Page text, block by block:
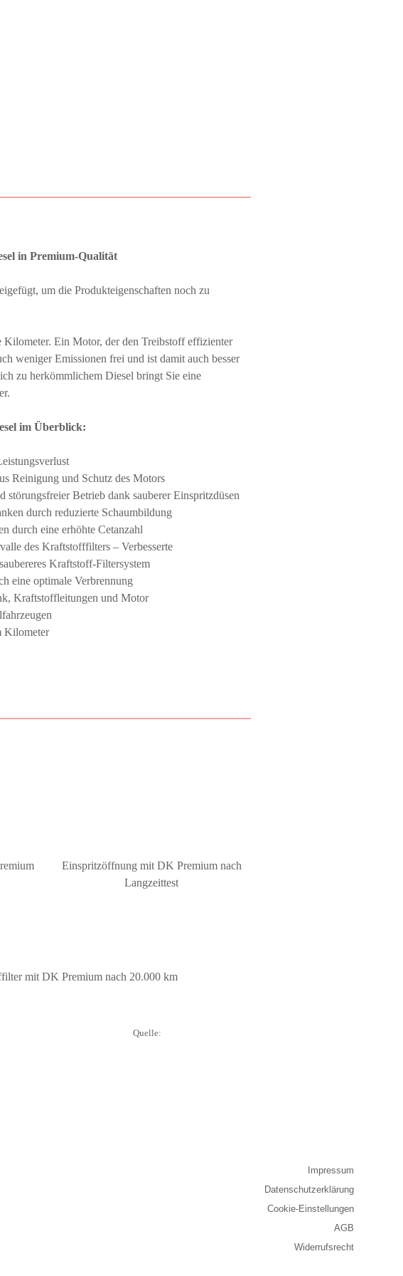
in Premium-Qualität
um die Produkteigenschaften noch zu
Kilometer. Ein Motor, der den Treibstoff effizienter
weniger Emissionen frei und ist damit auch besser
zu herkömmlichem Diesel bringt Sie eine
im Überblick:
Reinigung und Schutz des Motors
störungsfreier Betrieb dank sauberer Einspritzdüsen
durch reduzierte Schaumbildung
durch eine erhöhte Cetanzahl
des Kraftstofffilters – Verbesserte
Kraftstoff-Filtersystem
eine optimale Verbrennung
Kraftstoffleitungen und Motor
Kilometer
Einspritzöffnung mit DK Premium nach
Langzeittest
mit DK Premium nach 20.000 km
Quelle:
Impressum
Datenschutzerklärung
Cookie-Einstellungen
AGB
Widerrufsrecht